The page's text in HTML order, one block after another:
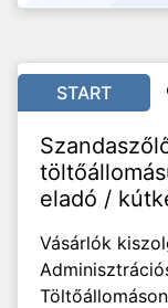
START
eladó /
Vásárlók